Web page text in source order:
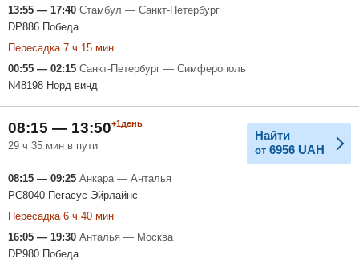
13:55 — 17:40 Стамбул — Санкт-Петербург
DP886 Победа
Пересадка 7 ч 15 мин
00:55 — 02:15 Санкт-Петербург — Симферополь
N48198 Норд винд
08:15 — 13:50+1день
29 ч 35 мин в пути
Найти
от 6956 UAH
08:15 — 09:25 Анкара — Анталья
PC8040 Пегасус Эйрлайнс
Пересадка 6 ч 40 мин
16:05 — 19:30 Анталья — Москва
DP980 Победа